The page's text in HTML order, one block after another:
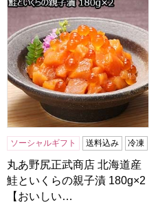
ソーシャルギフト 送料込み 冷凍
丸あ野尻正武商店 北海道産
鮭といくらの親子漬 180g×2
【おいしい…